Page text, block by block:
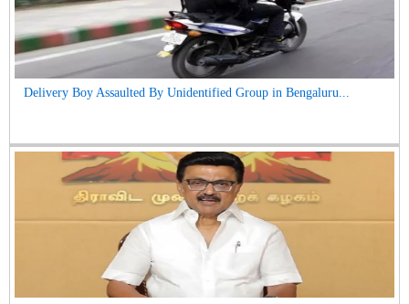
Delivery Boy Assaulted By Unidentified Group in Bengaluru...